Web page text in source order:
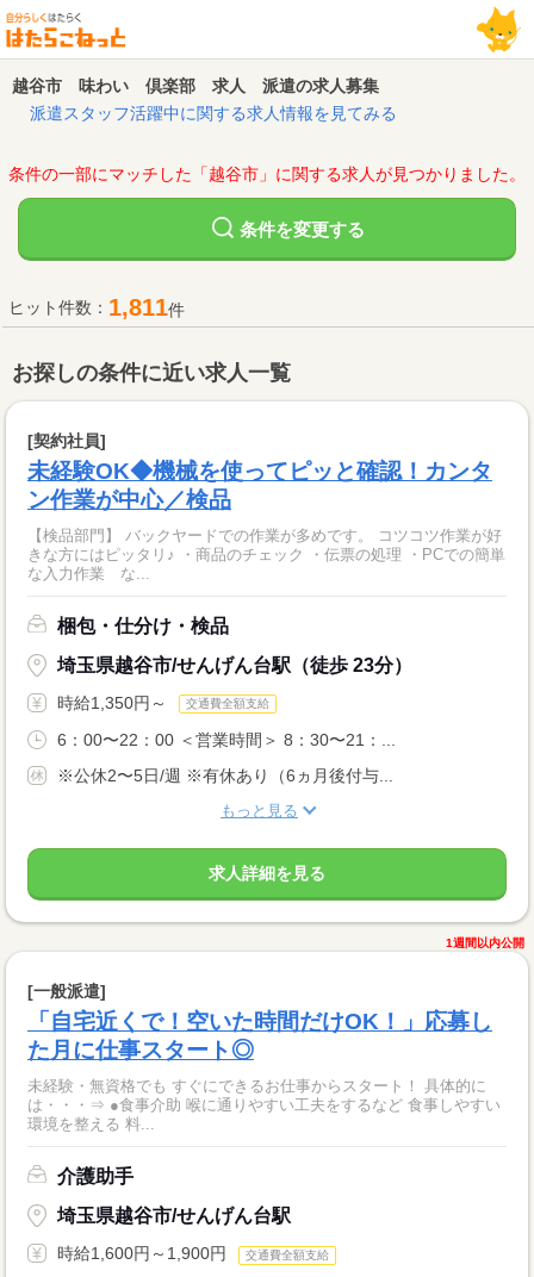
越谷市 味わい 倶楽部 求人 派遣の求人募集
派遣スタッフ活躍中に関する求人情報を見てみる
条件の一部にマッチした「越谷市」に関する求人が見つかりました。
条件を変更する
ヒット件数： 1,811件
お探しの条件に近い求人一覧
[契約社員]
未経験OK◆機械を使ってピッと確認！カンタ
ン作業が中心／検品
【検品部門】 バックヤードでの作業が多めです。 コツコツ作業が好
きな方にはピッタリ♪ ・商品のチェック ・伝票の処理 ・PCでの簡単
な入力作業 な...
梱包・仕分け・検品
埼玉県越谷市/せんげん台駅（徒歩 23分）
時給1,350円～ 交通費全額支給
6：00〜22：00 ＜営業時間＞ 8：30〜21：...
※公休2〜5日/週 ※有休あり（6ヵ月後付与...
もっと見る
求人詳細を見る
1週間以内公開
[一般派遣]
「自宅近くで！空いた時間だけOK！」応募し
た月に仕事スタート◎
未経験・無資格でも すぐにできるお仕事からスタート！ 具体的に
は・・・⇒ ●食事介助 喉に通りやすい工夫をするなど 食事しやすい
環境を整える 料...
介護助手
埼玉県越谷市/せんげん台駅
時給1,600円～1,900円 交通費全額支給